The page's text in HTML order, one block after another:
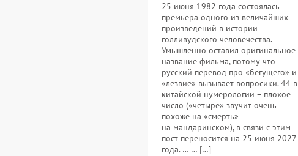
25 июня 1982 года состоялась
премьера одного из величайших
произведений в истории
голливудского человечества.
Умышленно оставил оригинальное
название фильма, потому что
русский перевод про «бегущего» и
«лезвие» вызывает вопросики. 44 в
китайской нумерологии – плохое
число («четыре» звучит очень
похоже на «смерть»
на мандаринском), в связи с этим
пост переносится на 25 июня 2027
года. … … […]